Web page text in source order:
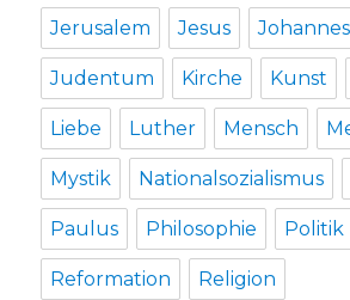
Jerusalem Jesus Johannes
Judentum Kirche Kunst
Liebe Luther Mensch
Mystik Nationalsozialismus
Paulus Philosophie Politik
Reformation Religion